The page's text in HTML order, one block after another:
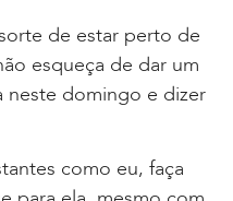
de estar perto de
esqueça de dar um
neste domingo e dizer
como eu, faça